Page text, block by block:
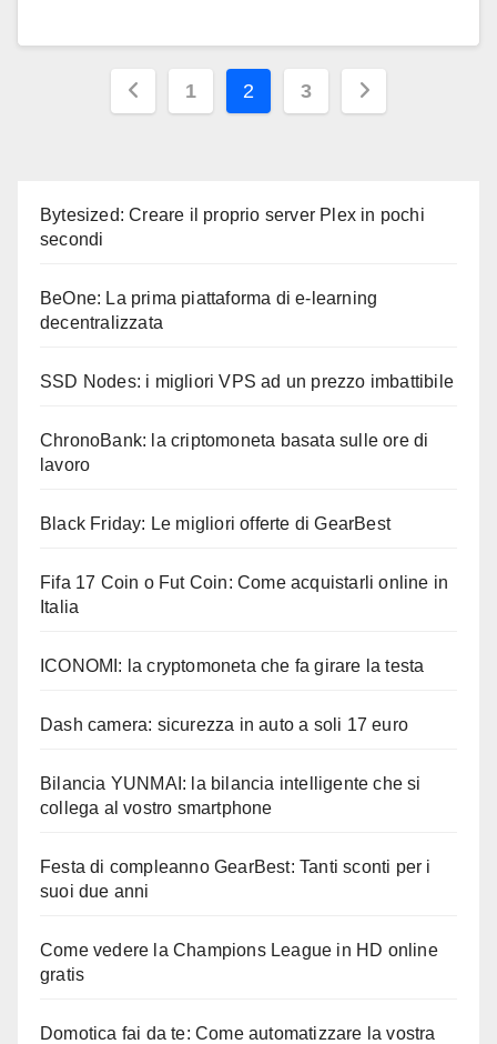
Paginazione
1 2 3
Bytesized: Creare il proprio server Plex in pochi
secondi
BeOne: La prima piattaforma di e-learning
decentralizzata
SSD Nodes: i migliori VPS ad un prezzo imbattibile
ChronoBank: la criptomoneta basata sulle ore di
lavoro
Black Friday: Le migliori offerte di GearBest
Fifa 17 Coin o Fut Coin: Come acquistarli online in
Italia
ICONOMI: la cryptomoneta che fa girare la testa
Dash camera: sicurezza in auto a soli 17 euro
Bilancia YUNMAI: la bilancia intelligente che si
collega al vostro smartphone
Festa di compleanno GearBest: Tanti sconti per i
suoi due anni
Come vedere la Champions League in HD online
gratis
Domotica fai da te: Come automatizzare la vostra